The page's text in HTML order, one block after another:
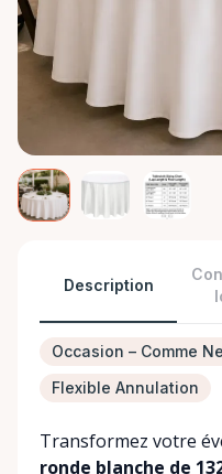
Description
Occasion – Comme
Flexible Annulation
Transformez votre
ronde blanche de